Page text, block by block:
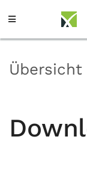
Übersicht